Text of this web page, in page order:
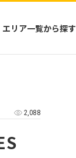
エリア一覧から探す
ワイ
クロネシア
セアニア
2,088